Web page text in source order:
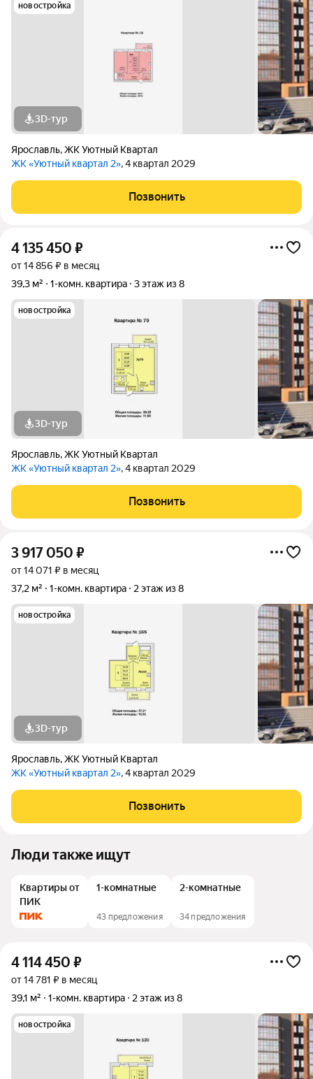
новостройка
3D-тур
Ярославль,ЖК Уютный Квартал
ЖК «Уютный квартал 2», 4 квартал 2029
Позвонить
4 135 450 ₽
от 14 856 ₽ в месяц
39,3 м²
1-комн. квартира 3 этаж из 8
новостройка
3D-тур
Ярославль,ЖК Уютный Квартал
ЖК «Уютный квартал 2», 4 квартал 2029
Позвонить
3 917 050 ₽
от 14 071 ₽ в месяц
37,2 м²
1-комн. квартира 2 этаж из 8
новостройка
3D-тур
Ярославль,ЖК Уютный Квартал
ЖК «Уютный квартал 2», 4 квартал 2029
Позвонить
Люди также ищут
Квартиры от
ПИК
1-комнатные
43 предложения
2-комнатные
34 предложения
4 114 450 ₽
от 14 781 ₽ в месяц
39,1 м²
1-комн. квартира 2 этаж из 8
новостройка